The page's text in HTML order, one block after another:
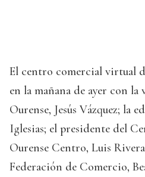
El centro comercial virtual
en la mañana de ayer con
Ourense, Jesús Vázquez; la
Iglesias; el presidente del
Ourense Centro, Luis
Federación de Comercio,